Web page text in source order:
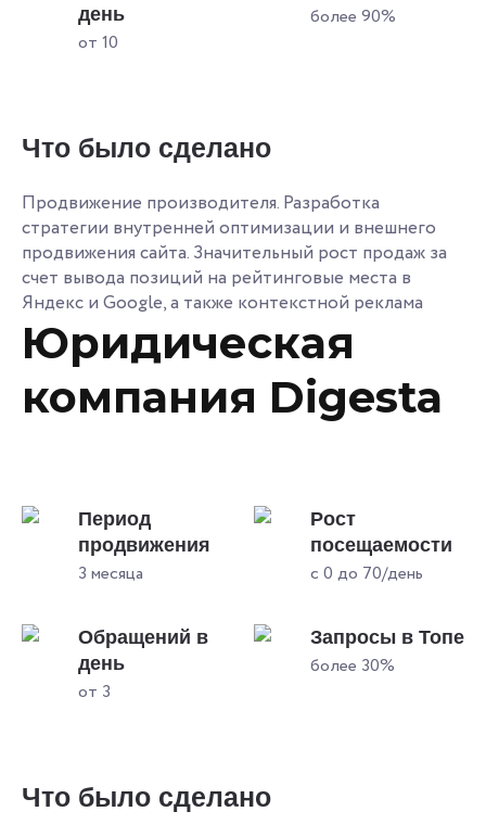
день
от 10
более 90%
Что было сделано
Продвижение производителя. Разработка
стратегии внутренней оптимизации и внешнего
продвижения сайта. Значительный рост продаж за
счет вывода позиций на рейтинговые места в
Яндекс и Google, а также контекстной реклама
Юридическая
компания Digesta
Период
продвижения
3 месяца
Рост
посещаемости
с 0 до 70/день
Обращений в
день
от 3
Запросы в Топе
более 30%
Что было сделано